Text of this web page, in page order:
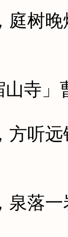
树晚
寺」
听远
落一